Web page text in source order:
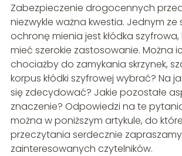
Zabezpieczenie drogocennych
niezwykle ważna kwestia. Jednym
ochronę mienia jest kłódka
mieć szerokie zastosowanie. Można
chociażby do zamykania skrzynek,
korpus kłódki szyfrowej wybrać? Na
się zdecydować? Jakie pozostałe
znaczenie? Odpowiedzi na te
można w poniższym artykule, do
przeczytania serdecznie
zainteresowanych czytelników.